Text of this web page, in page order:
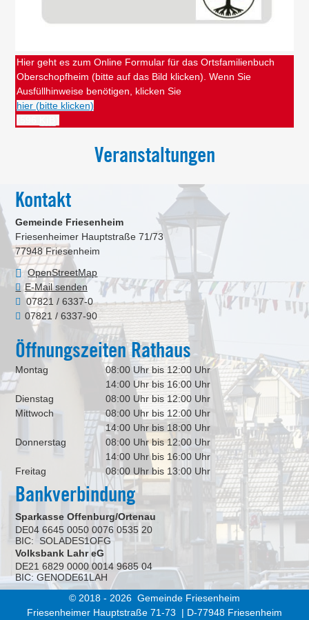
Hier geht es zum Online Formular für das Ortsfamilienbuch
Oberschopfheim (bitte auf das Bild klicken). Wenn Sie
Ausfüllhinweise benötigen, klicken Sie
hier (bitte klicken)
Veranstaltungen
Kontakt
Gemeinde Friesenheim
Friesenheimer Hauptstraße 71/73
77948 Friesenheim
OpenStreetMap
E-Mail senden
07821 / 6337-0
07821 / 6337-90
Öffnungszeiten Rathaus
Montag
08:00 Uhr bis 12:00 Uhr
14:00 Uhr bis 16:00 Uhr
Dienstag
08:00 Uhr bis 12:00 Uhr
Mittwoch
08:00 Uhr bis 12:00 Uhr
14:00 Uhr bis 18:00 Uhr
Donnerstag
08:00 Uhr bis 12:00 Uhr
14:00 Uhr bis 16:00 Uhr
Freitag
08:00 Uhr bis 13:00 Uhr
Bankverbindung
Sparkasse Offenburg/Ortenau
DE04 6645 0050 0076 0535 20
BIC: SOLADES1OFG
Volksbank Lahr eG
DE21 6829 0000 0014 9685 04
BIC: GENODE61LAH
© 2018 - 2026 Gemeinde Friesenheim
Friesenheimer Hauptstraße 71-73 | D-77948 Friesenheim